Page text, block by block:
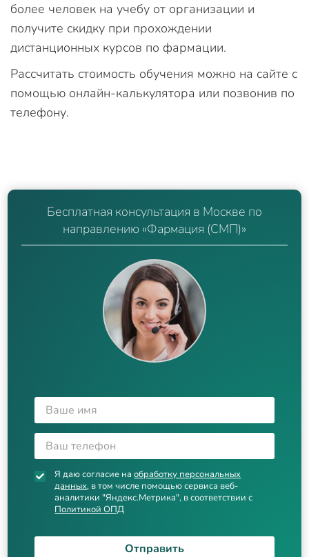
более человек на учебу от организации и
получите скидку при прохождении
дистанционных курсов по фармации.
Рассчитать стоимость обучения можно на сайте с
помощью онлайн-калькулятора или позвонив по
телефону.
Бесплатная консультация в Москве по
направлению «Фармация (СМП)»
Я даю согласие наобработку персональных
данных, в том числе помощью сервиса веб-
аналитики "Яндекс.Метрика", в соответствии с
Политикой ОПД
Отправить